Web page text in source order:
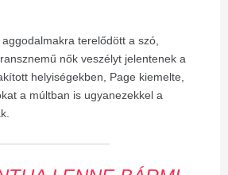
terelődött a szó,
nők veszélyt jelentenek a
helyiségekben, Page kiemelte,
a múltban is ugyanezekkel a